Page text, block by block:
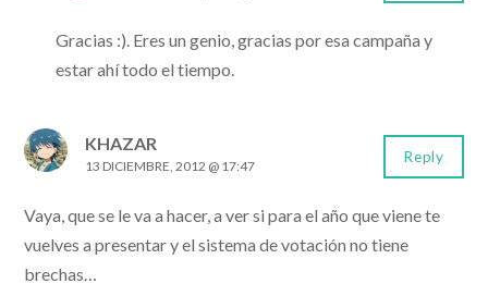
Gracias :). Eres un genio, gracias por esa campaña y
estar ahí todo el tiempo.
KHAZAR
13 DICIEMBRE, 2012 @ 17:47
Vaya, que se le va a hacer, a ver si para el año que viene te
vuelves a presentar y el sistema de votación no tiene
brechas…
Reply